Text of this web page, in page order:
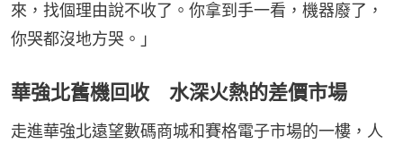
來，找個理由說不收了。你拿到手一看，機器廢了，
你哭都沒地方哭。」
華強北舊機回收 水深火熱的差價市場
走進華強北遠望數碼商城和賽格電子市場的一樓，人